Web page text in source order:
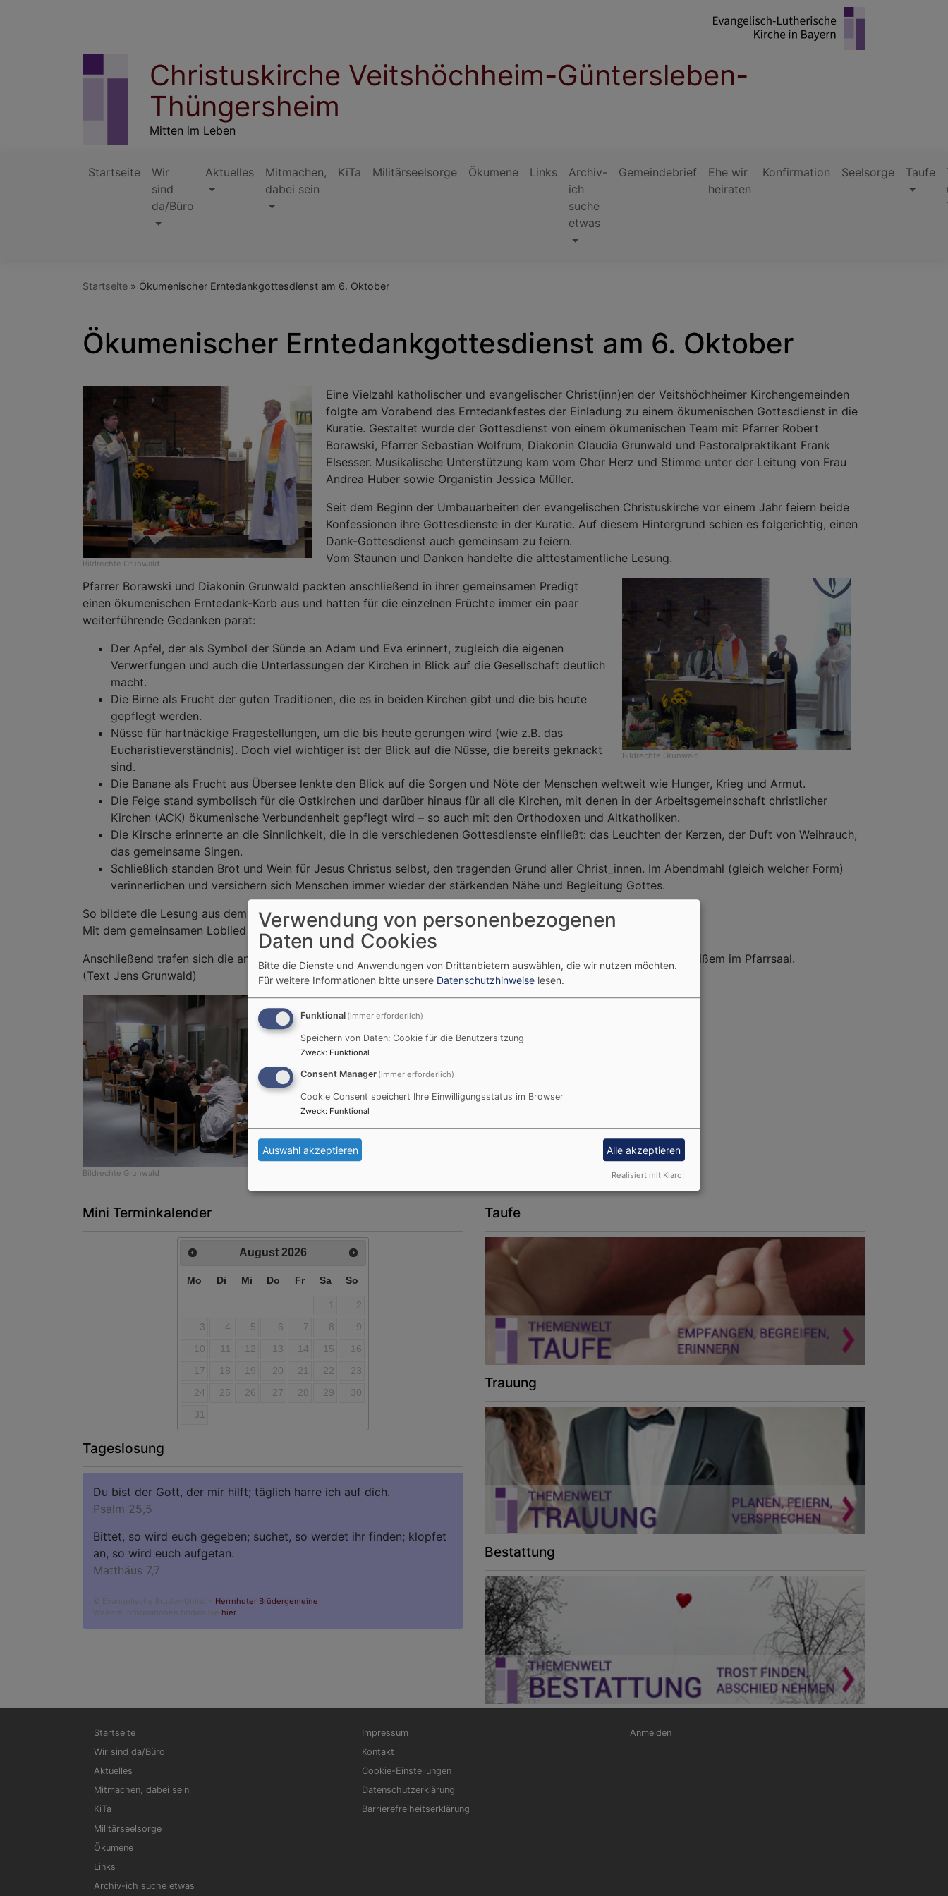
Christuskirche Veitshöchheim-Güntersleben-
Thüngersheim
Mitten im Leben
Hauptnavigation
Startseite
Wir
sind
da/Büro
Aktuelles
Mitmachen,
dabei sein
KiTa Militärseelsorge Ökumene Links
Archiv-
ich
suche
etwas
Gemeindebrief
Ehe wir
heiraten
Konfirmation Seelsorge Taufe
Startseite Ökumenischer Erntedankgottesdienst am 6. Oktober
Ökumenischer Erntedankgottesdienst am 6. Oktober
Bildrechte Grunwald
Eine Vielzahl katholischer und evangelischer Christ(inn)en der Veitshöchheimer Kirchengemeinden
folgte am Vorabend des Erntedankfestes der Einladung zu einem ökumenischen Gottesdienst in die
Kuratie. Gestaltet wurde der Gottesdienst von einem ökumenischen Team mit Pfarrer Robert
Borawski, Pfarrer Sebastian Wolfrum, Diakonin Claudia Grunwald und Pastoralpraktikant Frank
Elsesser. Musikalische Unterstützung kam vom Chor Herz und Stimme unter der Leitung von Frau
Andrea Huber sowie Organistin Jessica Müller.
Seit dem Beginn der Umbauarbeiten der evangelischen Christuskirche vor einem Jahr feiern beide
Konfessionen ihre Gottesdienste in der Kuratie. Auf diesem Hintergrund schien es folgerichtig, einen
Dank-Gottesdienst auch gemeinsam zu feiern.
Vom Staunen und Danken handelte die alttestamentliche Lesung.
Bildrechte Grunwald
Pfarrer Borawski und Diakonin Grunwald packten anschließend in ihrer gemeinsamen Predigt
einen ökumenischen Erntedank-Korb aus und hatten für die einzelnen Früchte immer ein paar
weiterführende Gedanken parat:
Der Apfel, der als Symbol der Sünde an Adam und Eva erinnert, zugleich die eigenen
Verwerfungen und auch die Unterlassungen der Kirchen in Blick auf die Gesellschaft deutlich
macht.
Die Birne als Frucht der guten Traditionen, die es in beiden Kirchen gibt und die bis heute
gepflegt werden.
Nüsse für hartnäckige Fragestellungen, um die bis heute gerungen wird (wie z.B. das
Eucharistieverständnis). Doch viel wichtiger ist der Blick auf die Nüsse, die bereits geknackt
sind.
Die Banane als Frucht aus Übersee lenkte den Blick auf die Sorgen und Nöte der Menschen weltweit wie Hunger, Krieg und Armut.
Die Feige stand symbolisch für die Ostkirchen und darüber hinaus für all die Kirchen, mit denen in der Arbeitsgemeinschaft christlicher
Kirchen (ACK) ökumenische Verbundenheit gepflegt wird – so auch mit den Orthodoxen und Altkatholiken.
Die Kirsche erinnerte an die Sinnlichkeit, die in die verschiedenen Gottesdienste einfließt: das Leuchten der Kerzen, der Duft von Weihrauch,
das gemeinsame Singen.
Schließlich standen Brot und Wein für Jesus Christus selbst, den tragenden Grund aller Christ_innen. Im Abendmahl (gleich welcher Form)
verinnerlichen und versichern sich Menschen immer wieder der stärkenden Nähe und Begleitung Gottes.
So bildete die Lesung aus dem Evangelium vom wahren Weinstock den passenden Abschluss.
Mit dem gemeinsamen Loblied „Nun danket alle Gott“ endete der Gottesdienst.
Anschließend trafen sich die anwesenden Gläubigen zur ökumenischen Begegnung bei Zwiebelkuchen und Federweißem im Pfarrsaal.
(Text Jens Grunwald)
Bildrechte Grunwald
Mini Terminkalender
August 2026
Mo Di Mi Do Fr Sa So
1
2
3
4 5 6 7 8
9
10
11 12 13 14 15
16
17
18 19 20 21 22
23
24
25 26 27 28 29
30
31
Tageslosung
Du bist der Gott, der mir hilft; täglich harre ich auf dich.
Psalm 25,5
Bittet, so wird euch gegeben; suchet, so werdet ihr finden; klopfet
an, so wird euch aufgetan.
Matthäus 7,7
© Evangelische Brüder-Unität – Herrnhuter Brüdergemeine
Weitere Informationen finden Sie hier .
Taufe
Trauung
Bestattung
Hauptnavigation
Startseite
Wir sind da/Büro
Aktuelles
Mitmachen, dabei sein
KiTa
Militärseelsorge
Ökumene
Links
Archiv-ich suche etwas
Fußbereichsmenü
Impressum
Kontakt
Cookie-Einstellungen
Datenschutzerklärung
Barrierefreiheitserklärung
Benutzermenü
Anmelden
Verwendung von personenbezogenen
Daten und Cookies
Bitte die Dienste und Anwendungen von Drittanbietern auswählen, die wir nutzen möchten.
Für weitere Informationen bitte unsere Datenschutzhinweise lesen.
Funktional (immer erforderlich)
Speichern von Daten: Cookie für die Benutzersitzung
Zweck: Funktional
Consent Manager (immer erforderlich)
Cookie Consent speichert Ihre Einwilligungsstatus im Browser
Zweck: Funktional
Auswahl akzeptieren Alle akzeptieren
Realisiert mit Klaro!